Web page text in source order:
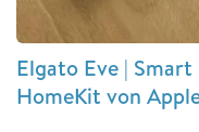
Elgato Eve |
HomeKit von